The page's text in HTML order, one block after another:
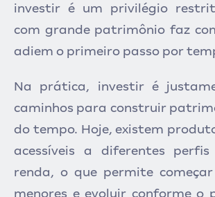
investir é um privilégio
com grande patrimônio faz
adiem o primeiro passo por
Na prática, investir é
caminhos para construir
do tempo. Hoje, existem
acessíveis a diferentes
renda, o que permite
menores e evoluir conforme o